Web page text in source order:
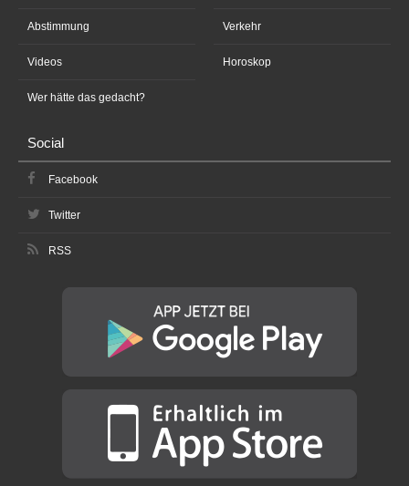
Abstimmung
Videos
Wer hätte das gedacht?
Verkehr
Horoskop
Social
Facebook
Twitter
RSS